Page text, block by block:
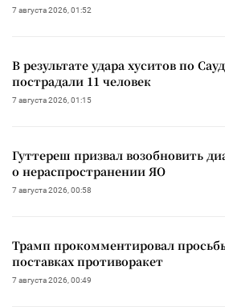
7 августа 2026, 01:52
В результате удара хуситов по
пострадали 11 человек
7 августа 2026, 01:15
Гуттереш призвал возобновить
о нераспространении ЯО
7 августа 2026, 00:58
Трамп прокомментировал
поставках противоракет
7 августа 2026, 00:49